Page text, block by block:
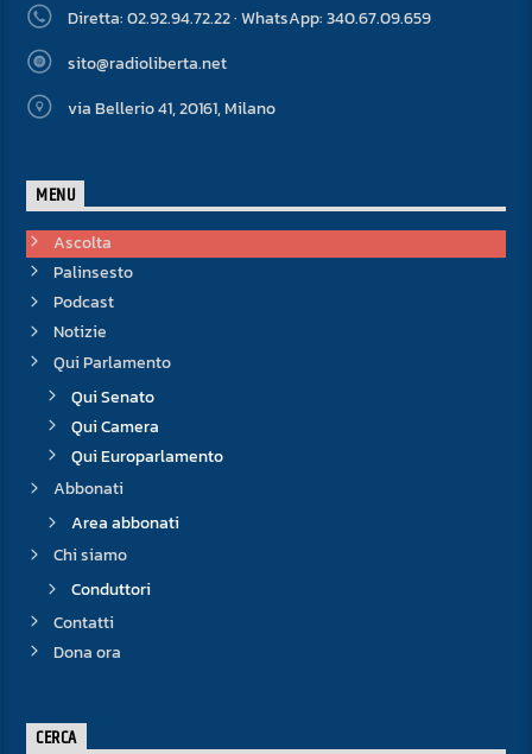
Diretta: 02.92.94.72.22 · WhatsApp: 340.67.09.659
sito@radioliberta.net
via Bellerio 41, 20161, Milano
MENU
Ascolta
Palinsesto
Podcast
Notizie
Qui Parlamento
Qui Senato
Qui Camera
Qui Europarlamento
Abbonati
Area abbonati
Chi siamo
Conduttori
Contatti
Dona ora
CERCA